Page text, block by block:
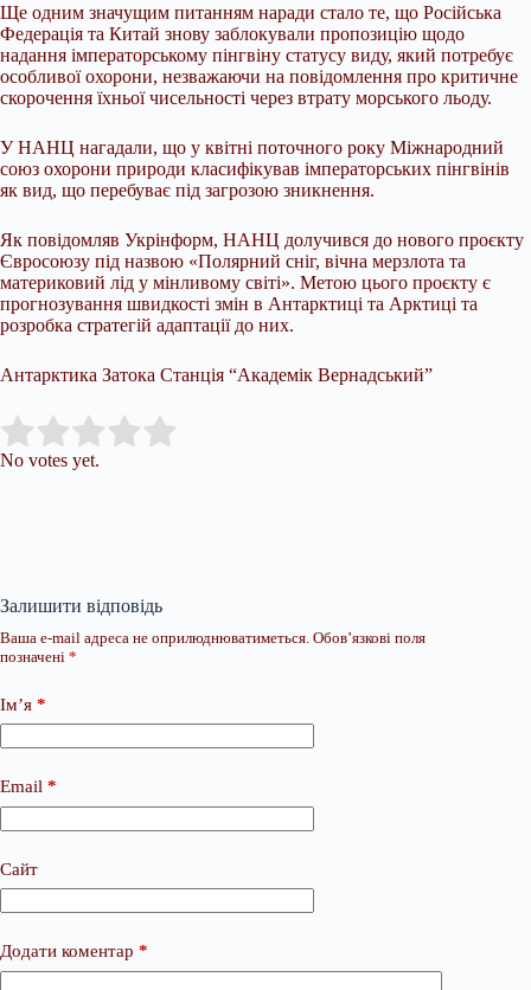
Ще одним значущим питанням наради стало те, що Російська
Федерація та Китай знову заблокували пропозицію щодо
надання імператорському пінгвіну статусу виду, який потребує
особливої охорони, незважаючи на повідомлення про критичне
скорочення їхньої чисельності через втрату морського льоду.
У НАНЦ нагадали, що у квітні поточного року Міжнародний
союз охорони природи класифікував імператорських пінгвінів
як вид, що перебуває під загрозою зникнення.
Як повідомляв Укрінформ, НАНЦ долучився до нового проєкту
Євросоюзу під назвою «Полярний сніг, вічна мерзлота та
материковий лід у мінливому світі». Метою цього проєкту є
прогнозування швидкості змін в Антарктиці та Арктиці та
розробка стратегій адаптації до них.
Антарктика Затока Станція “Академік Вернадський”
Rate this item:
No votes yet.
Залишити відповідь
Ваша e-mail адреса не оприлюднюватиметься. Обов’язкові поля
позначені *
Ім’я *
Email *
Сайт
Додати коментар *